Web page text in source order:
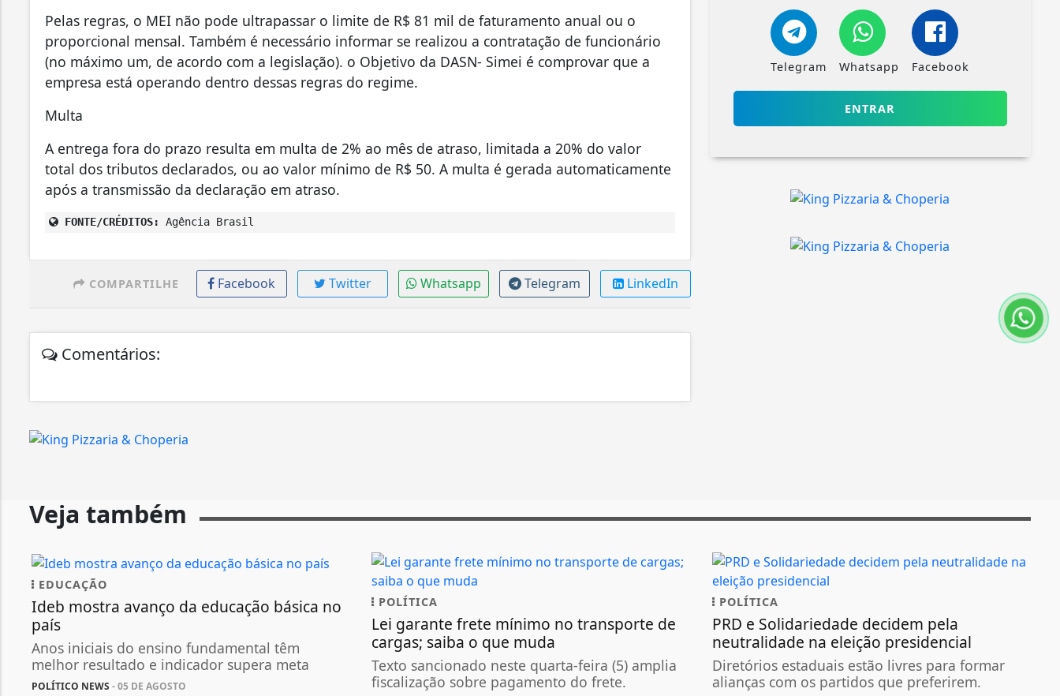
Pelas regras, o MEI não pode ultrapassar o limite de R$ 81 mil de faturamento anual ou o
proporcional mensal. Também é necessário informar se realizou a contratação de funcionário
(no máximo um, de acordo com a legislação). o Objetivo da DASN- Simei é comprovar que a
empresa está operando dentro dessas regras do regime.
Multa
A entrega fora do prazo resulta em multa de 2% ao mês de atraso, limitada a 20% do valor
total dos tributos declarados, ou ao valor mínimo de R$ 50. A multa é gerada automaticamente
após a transmissão da declaração em atraso.
FONTE/CRÉDITOS: Agência Brasil
COMPARTILHE Facebook Twitter Whatsapp Telegram LinkedIn
Comentários:
Telegram Whatsapp Facebook
ENTRAR
Veja também
EDUCAÇÃO
Ideb mostra avanço da educação básica no
país
Anos iniciais do ensino fundamental têm
melhor resultado e indicador supera meta
POLÍTICO NEWS - 05 DE AGOSTO
POLÍTICA
Lei garante frete mínimo no transporte de
cargas; saiba o que muda
Texto sancionado neste quarta-feira (5) amplia
fiscalização sobre pagamento do frete.
POLÍTICA
PRD e Solidariedade decidem pela
neutralidade na eleição presidencial
Diretórios estaduais estão livres para formar
alianças com os partidos que preferirem.